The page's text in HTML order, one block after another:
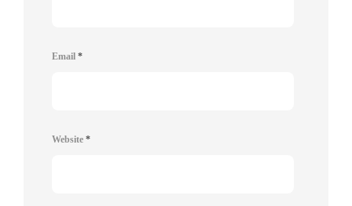
Email *
Website *